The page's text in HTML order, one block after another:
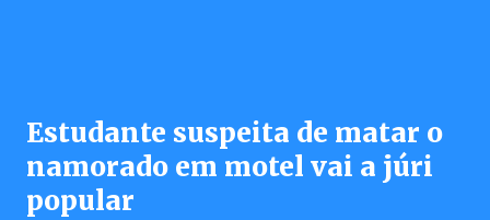
Estudante suspeita de matar o
namorado em motel vai a júri
popular